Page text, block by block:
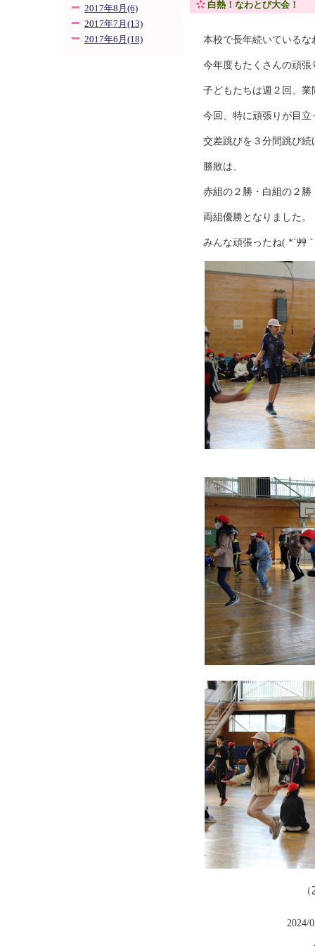
2017年8月(6)
2017年7月(13)
2017年6月(18)
白熱！なわとび大会！
本校で長年続いているな
今年度もたくさんの頑張
子どもたちは週２回、業
今回、特に頑張りが目立
交差跳びを３分間跳び続
勝敗は、
赤組の２勝・白組の２勝
両組優勝となりました。
みんな頑張ったね( *´艸
（乙山 竜
2024/